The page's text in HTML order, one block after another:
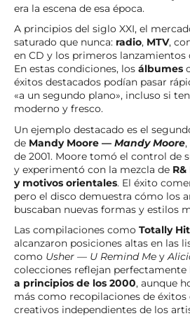
era la escena de esa época.
A principios del siglo XXI, el
saturado que nunca: radio, MTV,
en CD y los primeros lanzamientos
En estas condiciones, los álbumes
éxitos destacados podían pasar
«a un segundo plano», incluso si
moderno y fresco.
Un ejemplo destacado es el
de Mandy Moore — Mandy Moore
de 2001. Moore tomó el control de
y experimentó con la mezcla de
y motivos orientales. El éxito
pero el disco demuestra cómo los
buscaban nuevas formas y estilos
Las compilaciones como Totally
alcanzaron posiciones altas en las
como Usher — U Remind Me y
colecciones reflejan perfectamente
a principios de los 2000, aunque
más como recopilaciones de
creativos independientes de los